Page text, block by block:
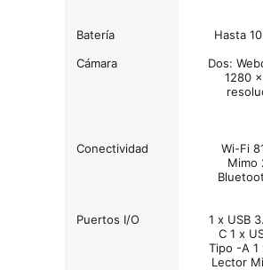
Batería
Cámara
Conectividad
Puertos I/O
Hasta
Dos:
1280
Wi-Fi
Mimo
1 x USB
C 1 x
Tipo -A 1
Lector